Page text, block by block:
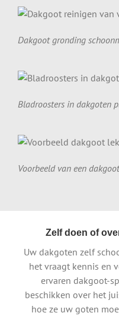
Dakgoot gronding
Bladroosters in dakgoten
Voorbeeld van een
Zelf doen of
Uw dakgoten zelf
het vraagt kennis en
ervaren dakgoot-
beschikken over het
hoe ze uw goten